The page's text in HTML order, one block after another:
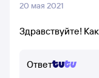
20 мая 2021
Здравствуйте!
Ответ